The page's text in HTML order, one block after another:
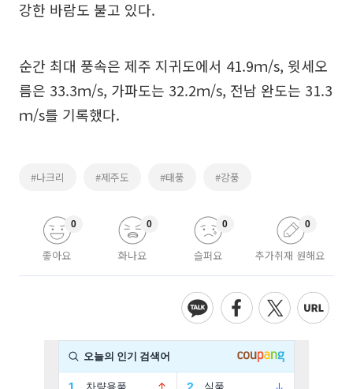
강한 바람도 불고 있다.
순간 최대 풍속은 제주 지귀도에서 41.9ｍ/s, 윗세오
름은 33.3ｍ/s, 가파도는 32.2ｍ/s, 전남 완도는 31.3
ｍ/s를 기록했다.
#나크리 #제주도 #태풍 #강풍
좋아요
0
화나요
0
슬퍼요
0
추가취재 원해요
0